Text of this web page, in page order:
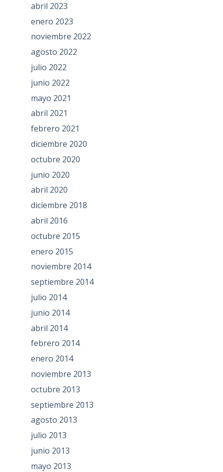
abril 2023
enero 2023
noviembre 2022
agosto 2022
julio 2022
junio 2022
mayo 2021
abril 2021
febrero 2021
diciembre 2020
octubre 2020
junio 2020
abril 2020
diciembre 2018
abril 2016
octubre 2015
enero 2015
noviembre 2014
septiembre 2014
julio 2014
junio 2014
abril 2014
febrero 2014
enero 2014
noviembre 2013
octubre 2013
septiembre 2013
agosto 2013
julio 2013
junio 2013
mayo 2013